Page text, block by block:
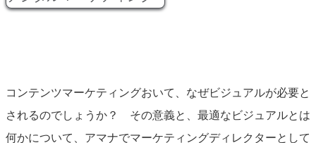
コンテンツマーケティングおいて、なぜビジュアルが必要と
されるのでしょうか？ その意義と、最適なビジュアルとは
何かについて、アマナでマーケティングディレクターとして